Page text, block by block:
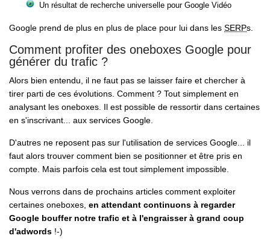
Un résultat de recherche universelle pour Google Vidéo
Google prend de plus en plus de place pour lui dans les SERPs.
Comment profiter des oneboxes Google pour
générer du trafic ?
Alors bien entendu, il ne faut pas se laisser faire et chercher à
tirer parti de ces évolutions. Comment ? Tout simplement en
analysant les oneboxes. Il est possible de ressortir dans certaines
en s'inscrivant... aux services Google.
D'autres ne reposent pas sur l'utilisation de services Google... il
faut alors trouver comment bien se positionner et être pris en
compte. Mais parfois cela est tout simplement impossible.
Nous verrons dans de prochains articles comment exploiter
certaines oneboxes, en attendant continuons à regarder
Google bouffer notre trafic et à l'engraisser à grand coup
d'adwords !-)